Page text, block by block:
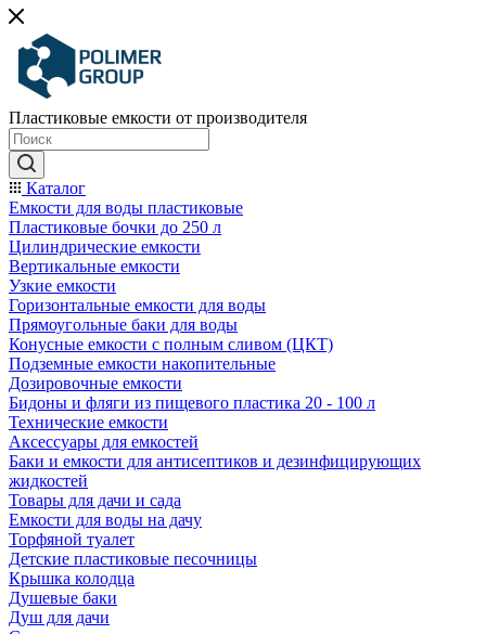
Пластиковые емкости от производителя
Каталог
Емкости для воды пластиковые
Пластиковые бочки до 250 л
Цилиндрические емкости
Вертикальные емкости
Узкие емкости
Горизонтальные емкости для воды
Прямоугольные баки для воды
Конусные емкости с полным сливом (ЦКТ)
Подземные емкости накопительные
Дозировочные емкости
Бидоны и фляги из пищевого пластика 20 - 100 л
Технические емкости
Аксессуары для емкостей
Баки и емкости для антисептиков и дезинфицирующих
жидкостей
Товары для дачи и сада
Емкости для воды на дачу
Торфяной туалет
Детские пластиковые песочницы
Крышка колодца
Душевые баки
Душ для дачи